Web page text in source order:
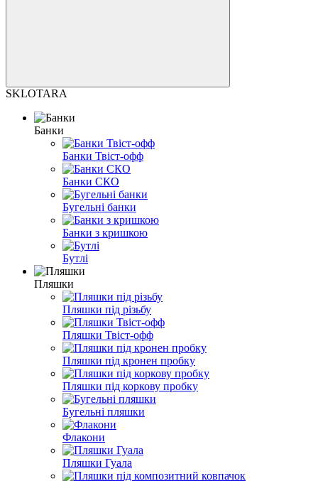
SKLOTARA
Банки
Банки Твіст-офф
Банки СКО
Бугельні банки
Банки з кришкою
Бутлі
Пляшки
Пляшки під різьбу
Пляшки Твіст-офф
Пляшки під кронен пробку
Пляшки під коркову пробку
Бугельні пляшки
Флакони
Пляшки Гуала